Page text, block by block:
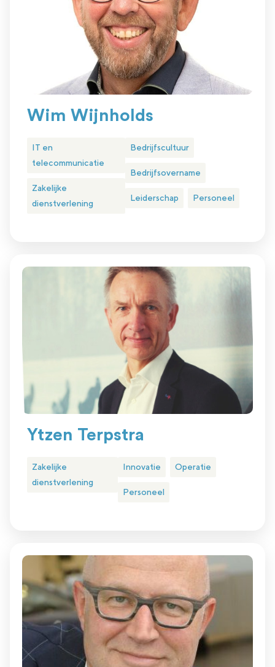
Wim Wijnholds
IT en
telecommunicatie
Zakelijke
dienstverlening
Bedrijfscultuur
Bedrijfsovername
Leiderschap Personeel
Ytzen Terpstra
Zakelijke
dienstverlening
Innovatie Operatie
Personeel